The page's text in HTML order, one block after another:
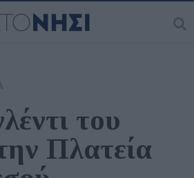
του
Πλατεία